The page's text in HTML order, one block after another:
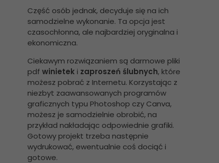
Część osób jednak, decyduje się na ich
samodzielne wykonanie. Ta opcja jest
czasochłonna, ale najbardziej oryginalna i
ekonomiczna.
Ciekawym rozwiązaniem są darmowe pliki
pdf winietek i zaproszeń ślubnych, które
możesz pobrać z Internetu. Korzystając z
niezbyt zaawansowanych programów
graficznych typu Photoshop czy Canva,
możesz je samodzielnie obrobić, na
przykład nakładając odpowiednie grafiki.
Gotowy projekt trzeba następnie
wydrukować, ewentualnie coś dociąć i
gotowe.